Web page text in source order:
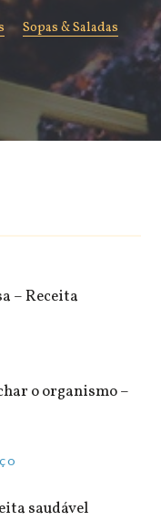
Sopas & Saladas
– Receita
o organismo –
saudável